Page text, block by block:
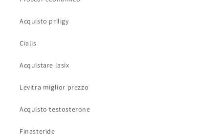
Acquisto priligy
Cialis
Acquistare lasix
Levitra miglior prezzo
Acquisto testosterone
Finasteride